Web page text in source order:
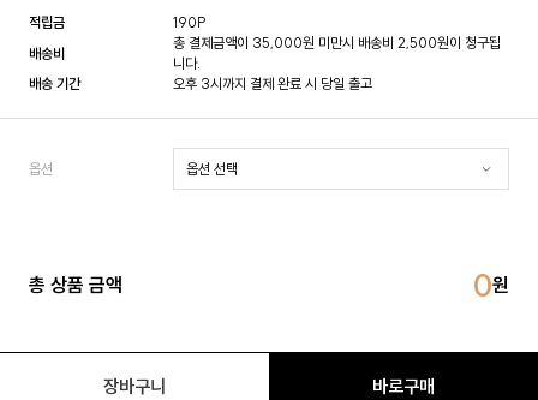
적립금
190P
배송비
총 결제금액이 35,000원 미만시 배송비 2,500원이 청구됩
니다.
배송 기간
오후 3시까지 결제 완료 시 당일 출고
옵션
총 상품 금액 0
장바구니 바로구매